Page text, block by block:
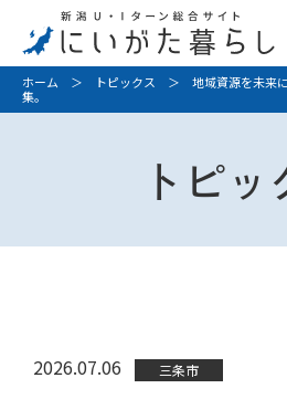
ホーム ＞ トピックス ＞ 地域資源を未来に
集。
トピッ
2026.07.06 三条市